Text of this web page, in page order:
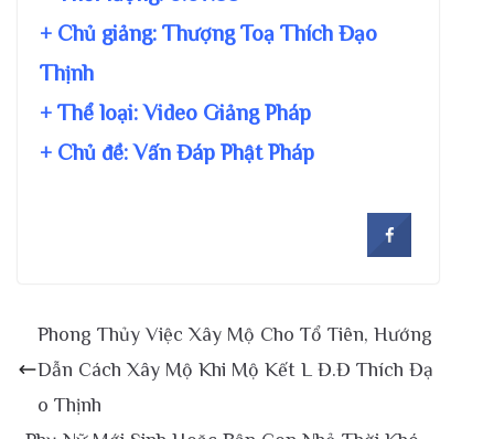
+ Chủ giảng: Thượng Toạ Thích Đạo
Thịnh
+ Thể loại: Video Giảng Pháp
+ Chủ đề:Vấn Đáp Phật Pháp
Phong Thủy Việc Xây Mộ Cho Tổ Tiên, Hướng
Dẫn Cách Xây Mộ Khi Mộ Kết L Đ.Đ Thích Đạ
o Thịnh